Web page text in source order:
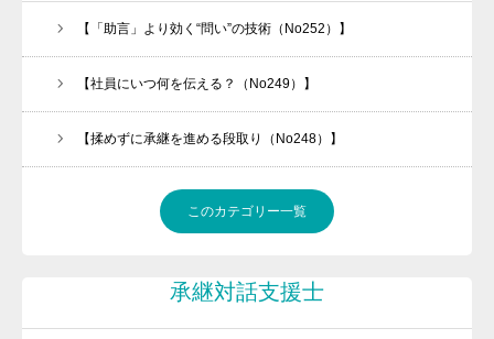
【「助言」より効く“問い”の技術（No252）】
【社員にいつ何を伝える？（No249）】
【揉めずに承継を進める段取り（No248）】
このカテゴリー一覧
承継対話支援士